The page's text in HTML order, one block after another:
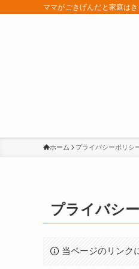
ママがごきげんだと家庭は
ホーム プライバシーポリシ
プライバシ
当ページのリンク